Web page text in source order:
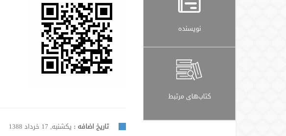
نویسنده
کتاب‌های مرتبط
تاریخ اضافه : یکشنبه, 17 خرداد 1388